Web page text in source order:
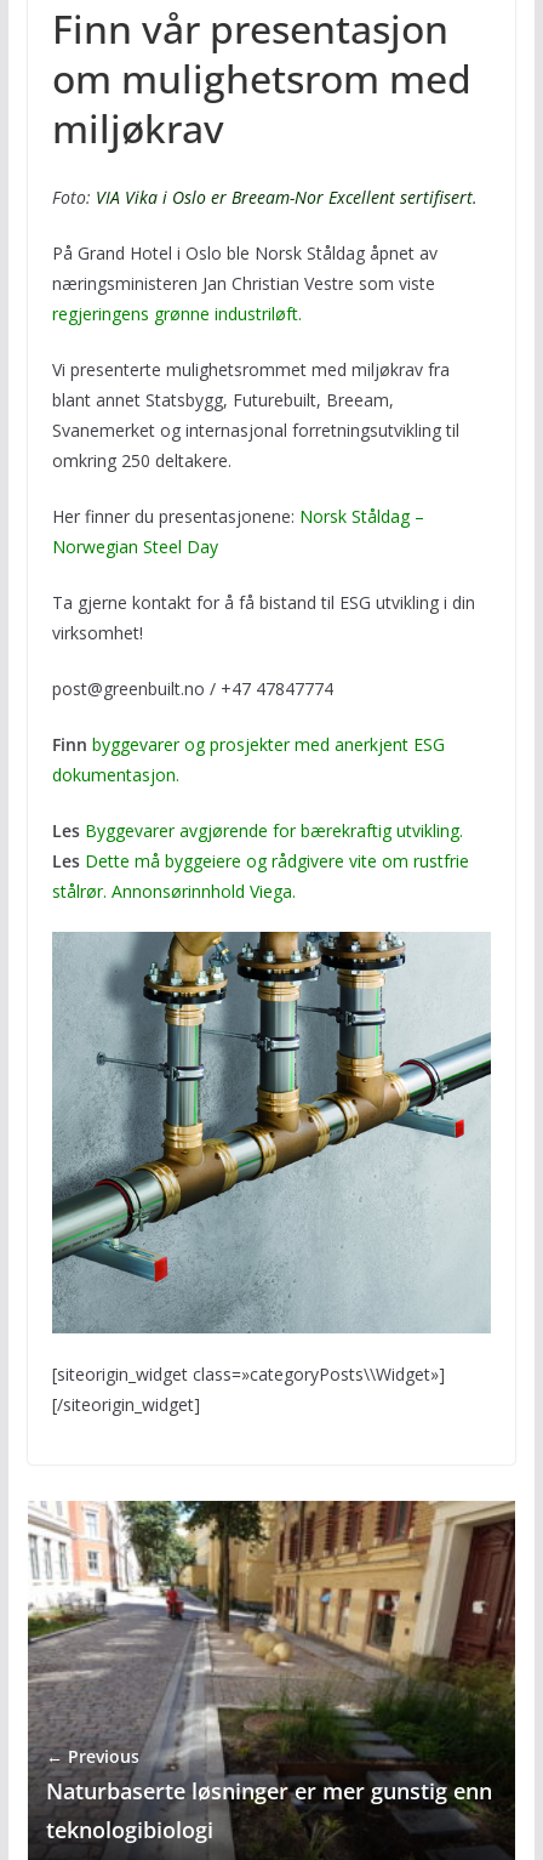
Finn vår presentasjon
om mulighetsrom med
miljøkrav
Foto: VIA Vika i Oslo er Breeam-Nor Excellent sertifisert.
På Grand Hotel i Oslo ble Norsk Ståldag åpnet av
næringsministeren Jan Christian Vestre som viste
regjeringens grønne industriløft.
Vi presenterte mulighetsrommet med miljøkrav fra
blant annet Statsbygg, Futurebuilt, Breeam,
Svanemerket og internasjonal forretningsutvikling til
omkring 250 deltakere.
Her finner du presentasjonene: Norsk Ståldag –
Norwegian Steel Day
Ta gjerne kontakt for å få bistand til ESG utvikling i din
virksomhet!
post@greenbuilt.no / +47 47847774
Finn byggevarer og prosjekter med anerkjent ESG
dokumentasjon.
Les Byggevarer avgjørende for bærekraftig utvikling.
Les Dette må byggeiere og rådgivere vite om rustfrie
stålrør. Annonsørinnhold Viega.
[siteorigin_widget class=»categoryPosts\\Widget»]
[/siteorigin_widget]
← Previous
Naturbaserte løsninger er mer gunstig enn
teknologibiologi